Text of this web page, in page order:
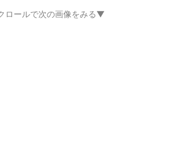
ロールで次の画像をみる▼